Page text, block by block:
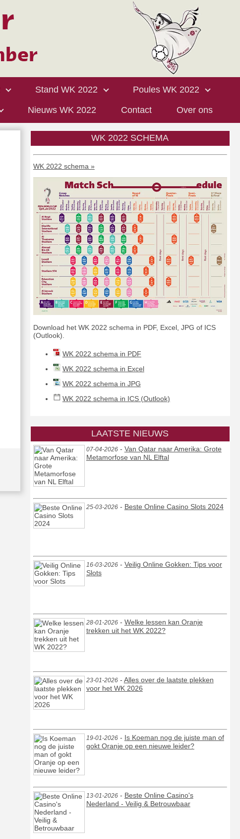
Stand WK 2022 Poules WK 2022
Nieuws WK 2022 Contact Over ons
WK 2022 SCHEMA
WK 2022 schema »
Download het WK 2022 schema in PDF, Excel, JPG of ICS
(Outlook).
WK 2022 schema in PDF
WK 2022 schema in Excel
WK 2022 schema in JPG
WK 2022 schema in ICS (Outlook)
LAATSTE NIEUWS
07-04-2026- Van Qatar naar Amerika: Grote
Metamorfose van NL Elftal
25-03-2026- Beste Online Casino Slots 2024
16-03-2026- Veilig Online Gokken: Tips voor
Slots
28-01-2026- Welke lessen kan Oranje
trekken uit het WK 2022?
23-01-2026- Alles over de laatste plekken
voor het WK 2026
19-01-2026- Is Koeman nog de juiste man of
gokt Oranje op een nieuwe leider?
13-01-2026- Beste Online Casino's
Nederland - Veilig & Betrouwbaar